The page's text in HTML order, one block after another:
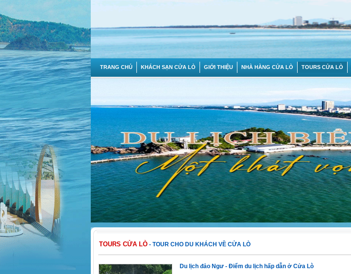
TRANG CHỦ KHÁCH SẠN CỬA LÒ GIỚI THIỆU NHÀ HÀNG CỬA LÒ TOURS CỬA LÒ
TOURS CỬA LÒ - TOUR CHO DU KHÁCH VỀ CỬA LÒ
Du lịch đảo Ngư - Điểm du lịch hấp dẫn ở Cửa Lò